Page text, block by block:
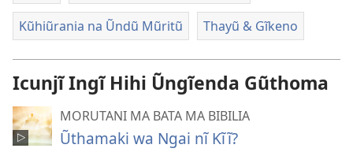
Kũhiũrania na Ũndũ Mũritũ Thayũ & Gĩkeno
Icunjĩ Ingĩ Hihi Ũngĩenda Gũthoma
MORUTANI MA BATA MA BIBILIA
Ũthamaki wa Ngai nĩ Kĩĩ?